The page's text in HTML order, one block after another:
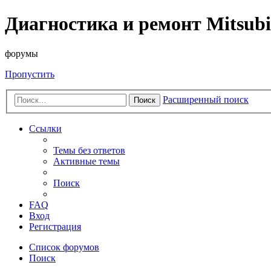
Диагностика и ремонт
форумы
Пропустить
Поиск Расширенный поиск
Ссылки
Темы без ответов
Активные темы
Поиск
FAQ
Вход
Регистрация
Список форумов
Поиск